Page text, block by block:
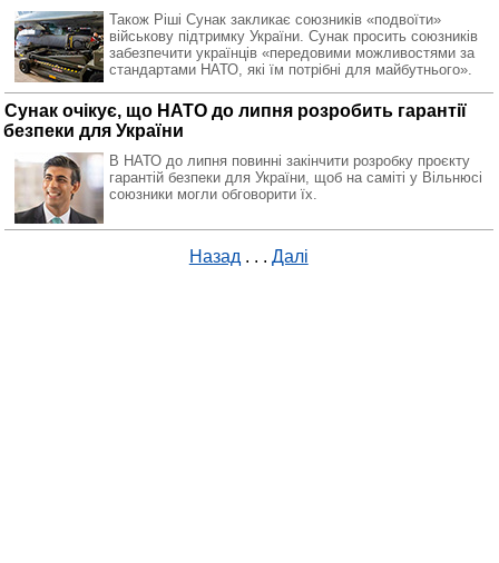
Також Ріші Сунак закликає союзників «подвоїти»
військову підтримку України. Сунак просить союзників
забезпечити українців «передовими можливостями за
стандартами НАТО, які їм потрібні для майбутнього».
Сунак очікує, що НАТО до липня розробить гарантії
безпеки для України
В НАТО до липня повинні закінчити розробку проєкту
гарантій безпеки для України, щоб на саміті у Вільнюсі
союзники могли обговорити їх.
Назад . . . Далі